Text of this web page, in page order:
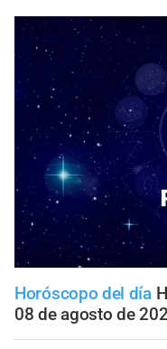
Horóscopo del día
08 de agosto de